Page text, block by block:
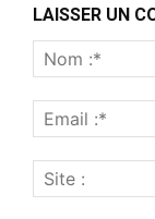
LAISSER UN